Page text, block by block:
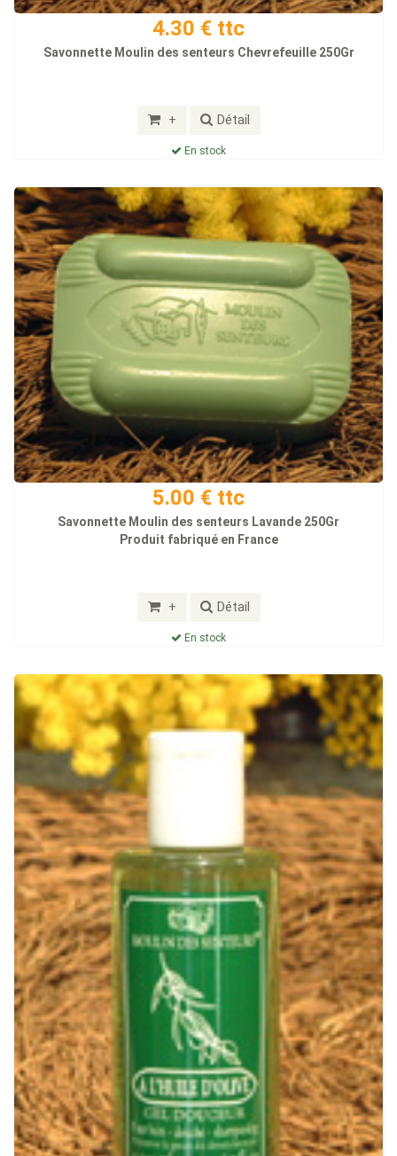
4.30 € ttc
Savonnette Moulin des senteurs Chevrefeuille 250Gr
+ Détail
En stock
5.00 € ttc
Savonnette Moulin des senteurs Lavande 250Gr
Produit fabriqué en France
+ Détail
En stock